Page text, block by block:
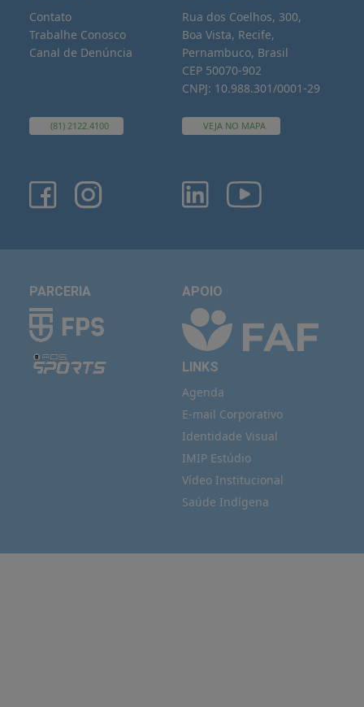
Contato
Trabalhe Conosco
Canal de Denúncia
(81) 2122.4100
Rua dos Coelhos, 300,
Boa Vista, Recife,
Pernambuco, Brasil
CEP 50070-902
CNPJ: 10.988.301/0001-29
VEJA NO MAPA
PARCERIA APOIO
LINKS
Agenda
E-mail Corporativo
Identidade Visual
IMIP Estúdio
Vídeo Institucional
Saúde Indígena